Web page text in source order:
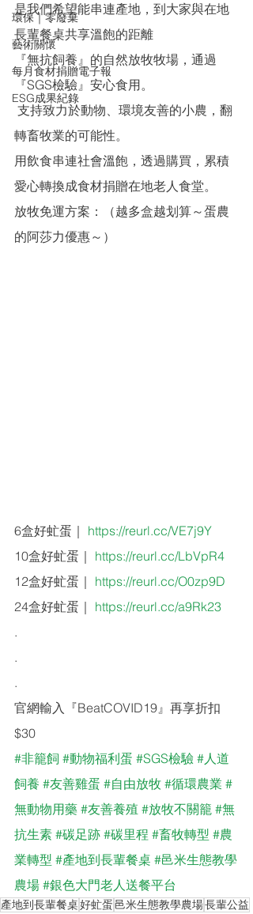
環保｜零廢棄
藝術關懷
每月食材捐贈電子報
ESG成果紀錄
是我們希望能串連產地，到大家與在地
長輩餐桌共享溫飽的距離
『無抗飼養』的自然放牧牧場，通過
『SGS檢驗』安心食用。
轉畜牧業的可能性。
用飲食串連社會溫飽，透過購買，累積
愛心轉換成食材捐贈在地老人食堂。
放牧免運方案：（越多盒越划算～蛋農
的阿莎力優惠～）
6盒好虻蛋｜ https://reurl.cc/VE7j9Y
10盒好虻蛋｜ https://reurl.cc/LbVpR4
12盒好虻蛋｜ https://reurl.cc/O0zp9D
24盒好虻蛋｜ https://reurl.cc/a9Rk23
.
.
.
官網輸入『BeatCOVID19』再享折扣
$30
#非籠飼 #動物福利蛋 #SGS檢驗 #人道
飼養 #友善雞蛋 #自由放牧 #循環農業 #
無動物用藥 #友善養殖 #放牧不關籠 #無
抗生素 #碳足跡 #碳里程 #畜牧轉型 #農
業轉型 #產地到長輩餐桌 #邑米生態教學
農場 #銀色大門老人送餐平台
產地到長輩餐桌好虻蛋邑米生態教學農場長輩公益